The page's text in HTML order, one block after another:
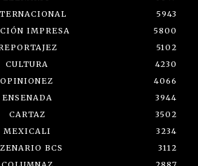
5943
IMPRESA
5800
5102
CULTURA
4230
OPINIONEZ
4066
ENSENADA
3944
CARTAZ
3502
MEXICALI
3234
BCS
3112